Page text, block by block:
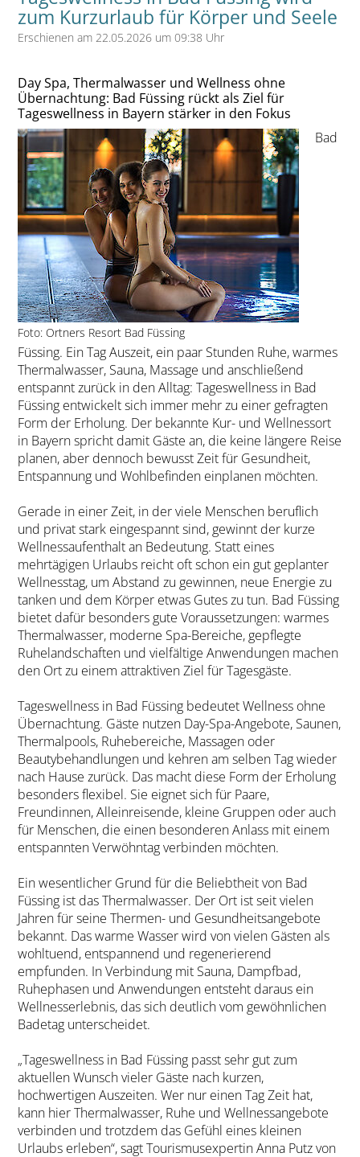
zum Kurzurlaub für Körper und Seele
Erschienen am 22.05.2026 um 09:38 Uhr
Day Spa, Thermalwasser und Wellness ohne
Übernachtung: Bad Füssing rückt als Ziel für
Tageswellness in Bayern stärker in den Fokus
Foto: Ortners Resort Bad Füssing
Bad
Füssing. Ein Tag Auszeit, ein paar Stunden Ruhe, warmes
Thermalwasser, Sauna, Massage und anschließend
entspannt zurück in den Alltag: Tageswellness in Bad
Füssing entwickelt sich immer mehr zu einer gefragten
Form der Erholung. Der bekannte Kur- und Wellnessort
in Bayern spricht damit Gäste an, die keine längere Reise
planen, aber dennoch bewusst Zeit für Gesundheit,
Entspannung und Wohlbefinden einplanen möchten.
Gerade in einer Zeit, in der viele Menschen beruflich
und privat stark eingespannt sind, gewinnt der kurze
Wellnessaufenthalt an Bedeutung. Statt eines
mehrtägigen Urlaubs reicht oft schon ein gut geplanter
Wellnesstag, um Abstand zu gewinnen, neue Energie zu
tanken und dem Körper etwas Gutes zu tun. Bad Füssing
bietet dafür besonders gute Voraussetzungen: warmes
Thermalwasser, moderne Spa-Bereiche, gepflegte
Ruhelandschaften und vielfältige Anwendungen machen
den Ort zu einem attraktiven Ziel für Tagesgäste.
Tageswellness in Bad Füssing bedeutet Wellness ohne
Übernachtung. Gäste nutzen Day-Spa-Angebote, Saunen,
Thermalpools, Ruhebereiche, Massagen oder
Beautybehandlungen und kehren am selben Tag wieder
nach Hause zurück. Das macht diese Form der Erholung
besonders flexibel. Sie eignet sich für Paare,
Freundinnen, Alleinreisende, kleine Gruppen oder auch
für Menschen, die einen besonderen Anlass mit einem
entspannten Verwöhntag verbinden möchten.
Ein wesentlicher Grund für die Beliebtheit von Bad
Füssing ist das Thermalwasser. Der Ort ist seit vielen
Jahren für seine Thermen- und Gesundheitsangebote
bekannt. Das warme Wasser wird von vielen Gästen als
wohltuend, entspannend und regenerierend
empfunden. In Verbindung mit Sauna, Dampfbad,
Ruhephasen und Anwendungen entsteht daraus ein
Wellnesserlebnis, das sich deutlich vom gewöhnlichen
Badetag unterscheidet.
„Tageswellness in Bad Füssing passt sehr gut zum
aktuellen Wunsch vieler Gäste nach kurzen,
hochwertigen Auszeiten. Wer nur einen Tag Zeit hat,
kann hier Thermalwasser, Ruhe und Wellnessangebote
verbinden und trotzdem das Gefühl eines kleinen
Urlaubs erleben“, sagt Tourismusexpertin Anna Putz von